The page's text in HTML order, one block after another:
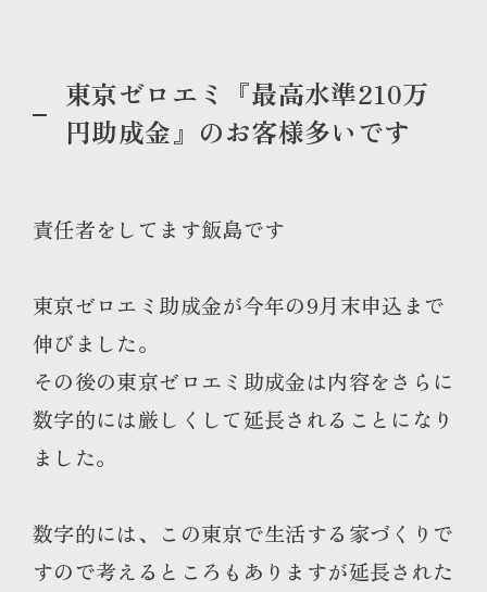
東京ゼロエミ『最高水準210万
円助成金』のお客様多いです
責任者をしてます飯島です
東京ゼロエミ助成金が今年の9月末申込まで
伸びました。
その後の東京ゼロエミ助成金は内容をさらに
数字的には厳しくして延長されることになり
ました。
数字的には、この東京で生活する家づくりで
すので考えるところもありますが延長された